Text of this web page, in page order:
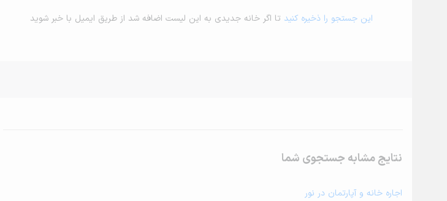
این جستجو را ذخیره کنید تا اگر خانه جدیدی به این لیست اضافه شد از طریق ایمیل با خبر شوید
نتایج مشابه جستجوی شما
اجاره خانه و آپارتمان در نور